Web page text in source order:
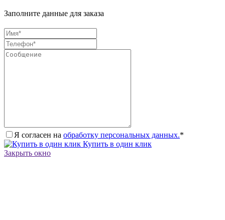
Заполните данные для заказа
Я согласен на обработку персональных данных.*
Купить в один клик
Закрыть окно